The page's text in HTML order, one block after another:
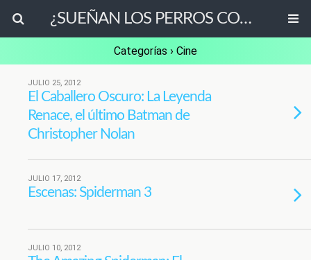
¿SUEÑAN LOS PERROS CON OVEJAS ELÉCTRICAS?
Categorías › Cine
JULIO 25, 2012
El Caballero Oscuro: La Leyenda
Renace, el último Batman de
Christopher Nolan
JULIO 17, 2012
Escenas: Spiderman 3
JULIO 10, 2012